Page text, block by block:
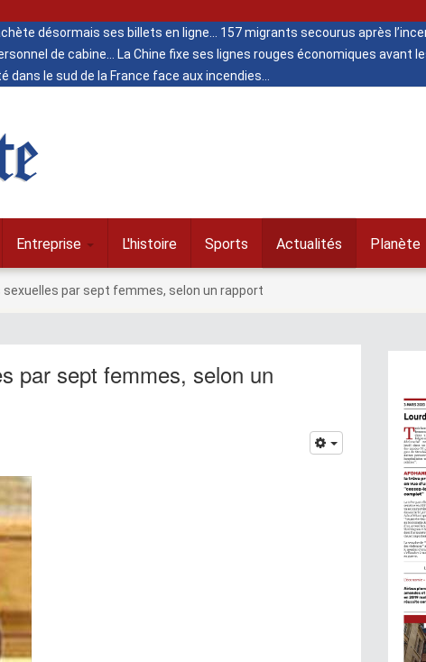
désormais ses billets en ligne
157 migrants secourus après
de cabine
La Chine fixe ses lignes rouges économiques avant
dans le sud de la France face aux incendies
Entreprise L'histoire Sports Actualités Planète
sexuelles par sept femmes, selon un rapport
par sept femmes, selon un